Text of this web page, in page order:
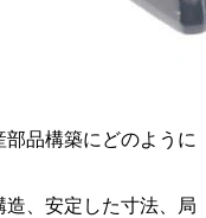
品構築にどのように
造、安定した寸法、局